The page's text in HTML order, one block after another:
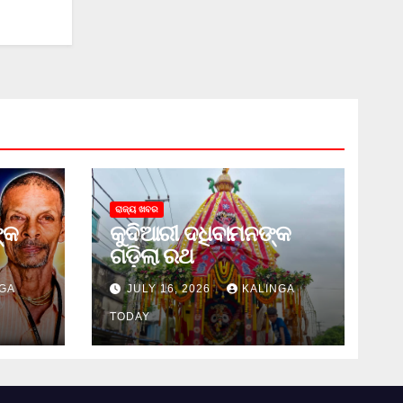
ରାଜ୍ୟ ଖବର
କୁଦିଆରୀ ଦଧିବାମନଙ୍କ
ଗଡ଼ିଲା ରଥ
JULY 16, 2026 KALINGA
TODAY